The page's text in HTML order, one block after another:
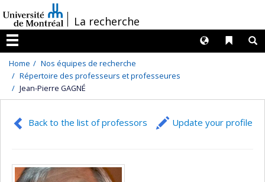
au
contenu
/La recherche
Menu
Liens
Langues
Home
Nos équipes de recherche
Répertoire des professeurs et professeures
Jean-Pierre GAGNÉ
Back to the list of professors Update your profile